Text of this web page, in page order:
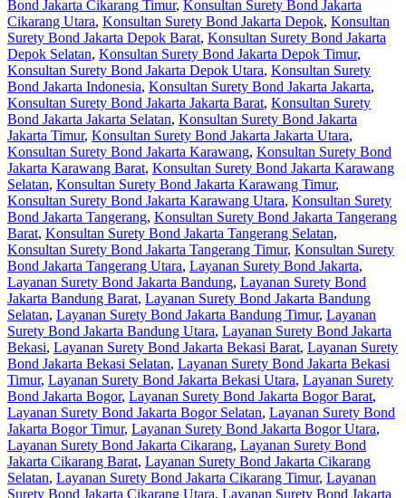
Bond Jakarta Cikarang Timur, Konsultan Surety Bond Jakarta
Cikarang Utara, Konsultan Surety Bond Jakarta Depok, Konsultan
Surety Bond Jakarta Depok Barat, Konsultan Surety Bond Jakarta
Depok Selatan, Konsultan Surety Bond Jakarta Depok Timur,
Konsultan Surety Bond Jakarta Depok Utara, Konsultan Surety
Bond Jakarta Indonesia, Konsultan Surety Bond Jakarta Jakarta,
Konsultan Surety Bond Jakarta Jakarta Barat, Konsultan Surety
Bond Jakarta Jakarta Selatan, Konsultan Surety Bond Jakarta
Jakarta Timur, Konsultan Surety Bond Jakarta Jakarta Utara,
Konsultan Surety Bond Jakarta Karawang, Konsultan Surety Bond
Jakarta Karawang Barat, Konsultan Surety Bond Jakarta Karawang
Selatan, Konsultan Surety Bond Jakarta Karawang Timur,
Konsultan Surety Bond Jakarta Karawang Utara, Konsultan Surety
Bond Jakarta Tangerang, Konsultan Surety Bond Jakarta Tangerang
Barat, Konsultan Surety Bond Jakarta Tangerang Selatan,
Konsultan Surety Bond Jakarta Tangerang Timur, Konsultan Surety
Bond Jakarta Tangerang Utara, Layanan Surety Bond Jakarta,
Layanan Surety Bond Jakarta Bandung, Layanan Surety Bond
Jakarta Bandung Barat, Layanan Surety Bond Jakarta Bandung
Selatan, Layanan Surety Bond Jakarta Bandung Timur, Layanan
Surety Bond Jakarta Bandung Utara, Layanan Surety Bond Jakarta
Bekasi, Layanan Surety Bond Jakarta Bekasi Barat, Layanan Surety
Bond Jakarta Bekasi Selatan, Layanan Surety Bond Jakarta Bekasi
Timur, Layanan Surety Bond Jakarta Bekasi Utara, Layanan Surety
Bond Jakarta Bogor, Layanan Surety Bond Jakarta Bogor Barat,
Layanan Surety Bond Jakarta Bogor Selatan, Layanan Surety Bond
Jakarta Bogor Timur, Layanan Surety Bond Jakarta Bogor Utara,
Layanan Surety Bond Jakarta Cikarang, Layanan Surety Bond
Jakarta Cikarang Barat, Layanan Surety Bond Jakarta Cikarang
Selatan, Layanan Surety Bond Jakarta Cikarang Timur, Layanan
Surety Bond Jakarta Cikarang Utara, Layanan Surety Bond Jakarta